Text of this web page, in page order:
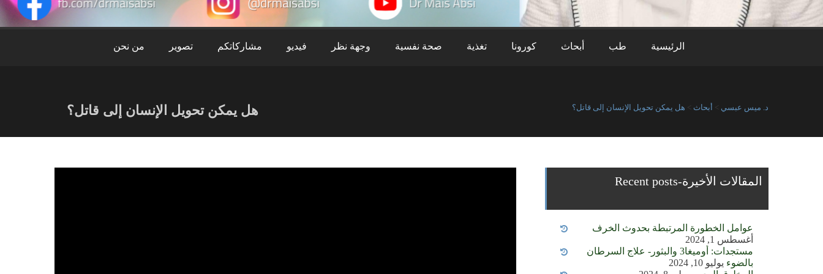
الرئيسية طب أبحاث كورونا تغذية صحة نفسية وجهة نظر فيديو مشاركاتكم تصوير من نحن
هل يمكن تحويل الإنسان إلى قاتل؟ د. ميس عبسي > أبحاث > هل يمكن تحويل الإنسان إلى قاتل؟
المقالات الأخيرة-Recent posts
عوامل الخطورة المرتبطة بحدوث الخرف
أغسطس 1, 2024
مستجدات: أوميغا3 والبثور- علاج السرطان
بالضوء يوليو 10, 2024